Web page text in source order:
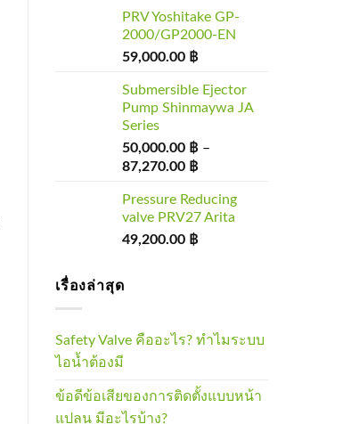
PRV Yoshitake GP-
2000/GP2000-EN
59,000.00 ฿
Submersible Ejector
Pump Shinmaywa JA
Series
50,000.00 ฿ –
87,270.00 ฿
Pressure Reducing
valve PRV27 Arita
49,200.00 ฿
เรื่องล่าสุด
Safety Valve คืออะไร? ทำไมระบบ
ไอน้ำต้องมี
ข้อดีข้อเสียของการติดตั้งแบบหน้า
แปลน มีอะไรบ้าง?